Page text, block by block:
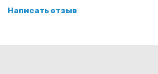
Написать отзыв